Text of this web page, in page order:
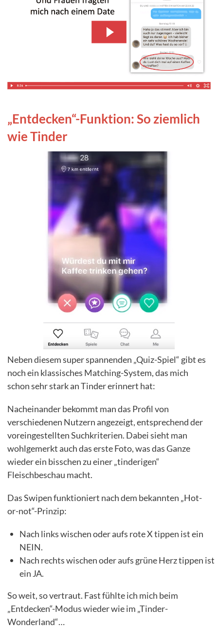
„Entdecken“-Funktion: So ziemlich
wie Tinder
Neben diesem super spannenden „Quiz-Spiel“ gibt es
noch ein klassisches Matching-System, das mich
schon sehr stark an Tinder erinnert hat:
Nacheinander bekommt man das Profil von
verschiedenen Nutzern angezeigt, entsprechend der
voreingestellten Suchkriterien. Dabei sieht man
wohlgemerkt auch das erste Foto, was das Ganze
wieder ein bisschen zu einer „tinderigen“
Fleischbeschau macht.
Das Swipen funktioniert nach dem bekannten „Hot-
or-not“-Prinzip:
Nach links wischen oder aufs rote X tippen ist ein
NEIN.
Nach rechts wischen oder aufs grüne Herz tippen ist
ein JA.
So weit, so vertraut. Fast fühlte ich mich beim
„Entdecken“-Modus wieder wie im „Tinder-
Wonderland“…